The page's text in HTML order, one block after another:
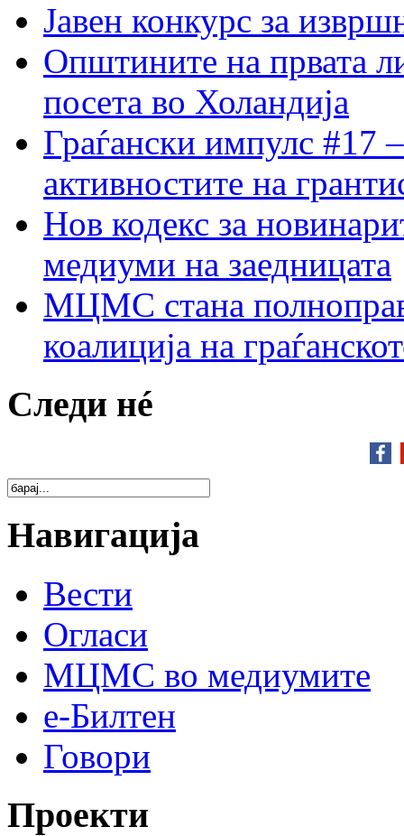
Јавен конкурс за
Општините на првата
посета во Холандија
Граѓански импулс #17
активностите на
Нов кодекс за
медиуми на заедницата
МЦМС стана
коалиција на
Следи нé
Навигација
Вести
Огласи
МЦМС во медиумите
е-Билтен
Говори
Проекти